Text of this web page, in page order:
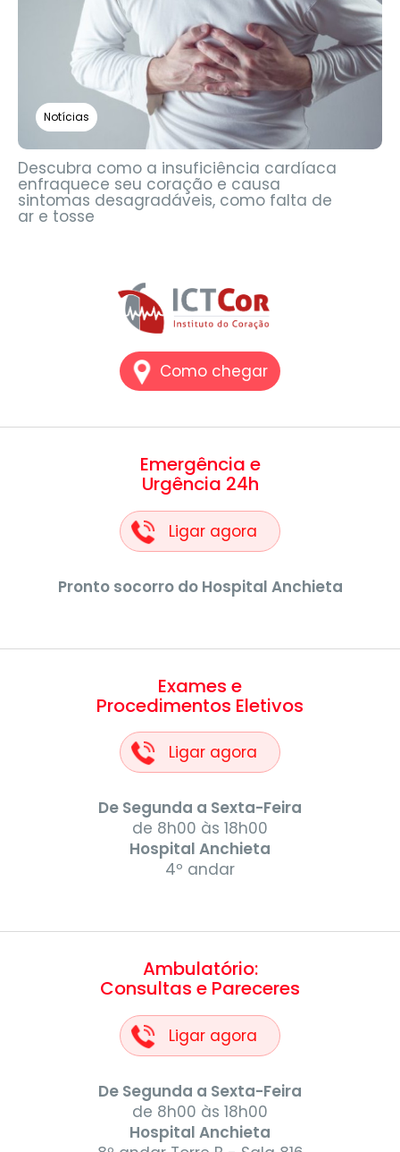
Notícias
Descubra como a insuficiência cardíaca
enfraquece seu coração e causa
sintomas desagradáveis, como falta de
ar e tosse
Como chegar
Emergência e
Urgência 24h
Ligar agora
Pronto socorro do Hospital Anchieta
Exames e
Procedimentos Eletivos
Ligar agora
De Segunda a Sexta-Feira
de 8h00 às 18h00
Hospital Anchieta
4º andar
Ambulatório:
Consultas e Pareceres
Ligar agora
De Segunda a Sexta-Feira
de 8h00 às 18h00
Hospital Anchieta